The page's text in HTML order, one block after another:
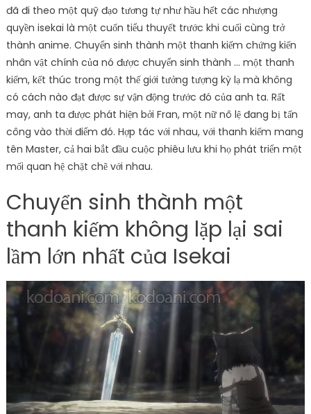
đã đi theo một quỹ đạo tương tự như hầu hết các nhượng
quyền isekai là một cuốn tiểu thuyết trước khi cuối cùng trở
thành anime. Chuyển sinh thành một thanh kiếm chứng kiến ​​
nhân vật chính của nó được chuyển sinh thành … một thanh
kiếm, kết thúc trong một thế giới tưởng tượng kỳ lạ mà không
có cách nào đạt được sự vận động trước đó của anh ta. Rất
may, anh ta được phát hiện bởi Fran, một nữ nô lệ đang bị tấn
công vào thời điểm đó. Hợp tác với nhau, với thanh kiếm mang
tên Master, cả hai bắt đầu cuộc phiêu lưu khi họ phát triển một
mối quan hệ chặt chẽ với nhau.
Chuyển sinh thành một
thanh kiếm không lặp lại sai
lầm lớn nhất của Isekai